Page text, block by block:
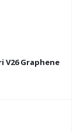
Graphene